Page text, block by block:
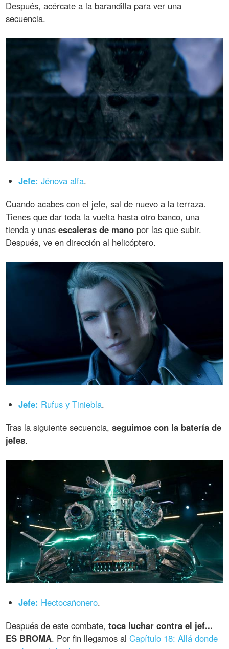
Después, acércate a la barandilla para ver una
secuencia.
Jefe: Jénova alfa.
Cuando acabes con el jefe, sal de nuevo a la terraza.
Tienes que dar toda la vuelta hasta otro banco, una
tienda y unasescaleras de mano por las que subir.
Después, ve en dirección al helicóptero.
Jefe: Rufus y Tiniebla.
Tras la siguiente secuencia,seguimos con la batería de
jefes.
Jefe: Hectocañonero.
Después de este combate,toca luchar contra el jef...
ES BROMA. Por fin llegamos alCapítulo 18: Allá donde